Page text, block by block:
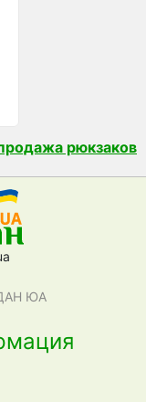
рюкзаков
ЮА